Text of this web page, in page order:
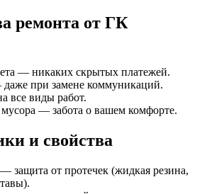
ремонта от ГК
— никаких скрытых платежей.
при замене коммуникаций.
все виды работ.
— забота о вашем комфорте.
и свойства
защита от протечек (жидкая резина,